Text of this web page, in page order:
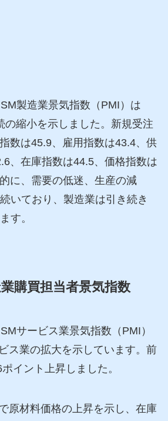
製造業景気指数（PMI）は
の縮小を示しました。新規受注
数は45.9、雇用指数は43.4、供
、在庫指数は44.5、価格指数は
に、需要の低迷、生産の減
いており、製造業は引き続き
す。
購買担当者景気指数
サービス業景気指数（PMI）
ス業の拡大を示しています。前
イント上昇しました。
原材料価格の上昇を示し、在庫